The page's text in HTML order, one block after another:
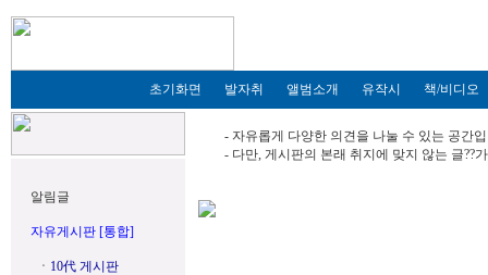
초기화면 발자취 앨범소개 유작시 책/비디오
알림글
자유게시판 [통합]
ㆍ 10代 게시판
- 자유롭게 다양한 의견을 나눌 수 있는 공간
- 다만, 게시판의 본래 취지에 맞지 않는 글??